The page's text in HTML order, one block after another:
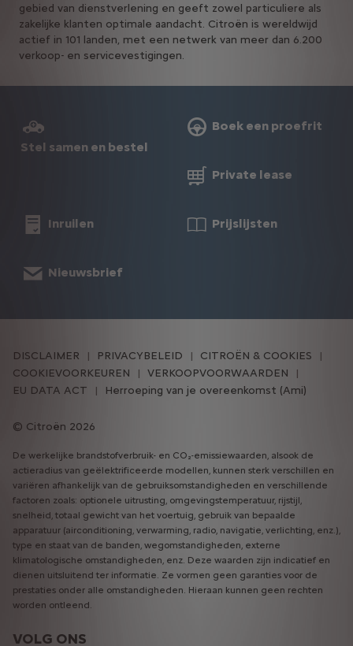
gebied van dienstverlening en geeft zowel particuliere als
zakelijke klanten optimale aandacht. Citroën is wereldwijd
actief in 101 landen, met een netwerk van meer dan 6.200
verkoop- en servicevestigingen.
Stel samen en bestel
Boek een proefrit
Private lease
Inruilen Prijslijsten
Nieuwsbrief
VOLG ONS
Citroën 2026
DISCLAIMER PRIVACYBELEID
CITROËN & COOKIES
COOKIEVOORKEUREN
VERKOOPVOORWAARDEN
EU DATA ACT
Herroeping van je overeenkomst (Ami)
De werkelijke brandstofverbruik- en CO₂-emissiewaarden, alsook de
actieradius van geëlektrificeerde modellen, kunnen sterk verschillen en
variëren afhankelijk van de gebruiksomstandigheden en verschillende
factoren zoals: optionele uitrusting, omgevingstemperatuur, rijstijl,
snelheid, totaal gewicht van het voertuig, gebruik van bepaalde
apparatuur (airconditioning, verwarming, radio, navigatie, verlichting, enz.),
type en staat van de banden, wegomstandigheden, externe
klimatologische omstandigheden, enz. Deze waarden zijn indicatief en
dienen uitsluitend ter informatie. Ze vormen geen garanties voor de
prestaties onder alle omstandigheden. Hieraan kunnen geen rechten
worden ontleend.